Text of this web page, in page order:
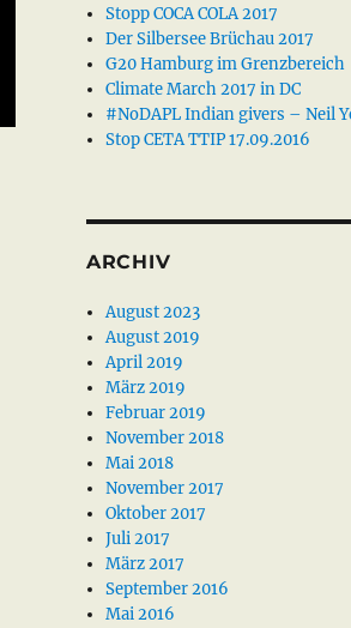
Stopp COCA COLA 2017
Der Silbersee Brüchau 2017
G20 Hamburg im Grenzbereich
Climate March 2017 in DC
#NoDAPL Indian givers – Neil
Stop CETA TTIP 17.09.2016
ARCHIV
August 2023
August 2019
April 2019
März 2019
Februar 2019
November 2018
Mai 2018
November 2017
Oktober 2017
Juli 2017
März 2017
September 2016
Mai 2016